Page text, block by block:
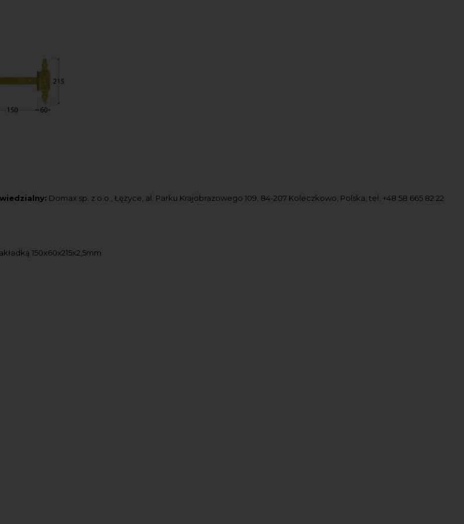
Domax sp. z o.o., Łężyce, al. Parku Krajobrazowego 109, 84-207 Koleczkowo, Polska, tel. +48 58 665 82 22
150x60x215x2,5mm